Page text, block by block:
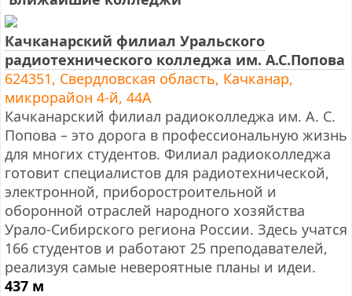
Качканарский филиал Уральского
радиотехнического колледжа им. А.С.Попова
624351, Свердловская область, Качканар,
микрорайон 4-й, 44А
Качканарский филиал радиоколледжа им. А. С.
Попова – это дорога в профессиональную жизнь
для многих студентов. Филиал радиоколледжа
готовит специалистов для радиотехнической,
электронной, приборостроительной и
оборонной отраслей народного хозяйства
Урало-Сибирского региона России. Здесь учатся
166 студентов и работают 25 преподавателей,
реализуя самые невероятные планы и идеи.
437 м